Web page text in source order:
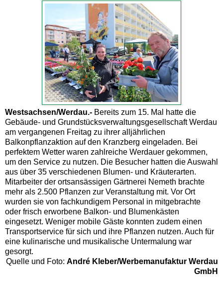
Westsachsen/Werdau.- Bereits zum 15. Mal hatte die
Gebäude- und Grundstücksverwaltungsgesellschaft Werdau
am vergangenen Freitag zu ihrer alljährlichen
Balkonpflanzaktion auf den Kranzberg eingeladen. Bei
perfektem Wetter waren zahlreiche Werdauer gekommen,
um den Service zu nutzen. Die Besucher hatten die Auswahl
aus über 35 verschiedenen Blumen- und Kräuterarten.
Mitarbeiter der ortsansässigen Gärtnerei Nemeth brachte
mehr als 2.500 Pflanzen zur Veranstaltung mit. Vor Ort
wurden sie von fachkundigem Personal in mitgebrachte
oder frisch erworbene Balkon- und Blumenkästen
eingesetzt. Weniger mobile Gäste konnten zudem einen
Transportservice für sich und ihre Pflanzen nutzen. Auch für
eine kulinarische und musikalische Untermalung war
gesorgt.
Quelle und Foto: André Kleber/Werbemanufaktur Werdau
GmbH